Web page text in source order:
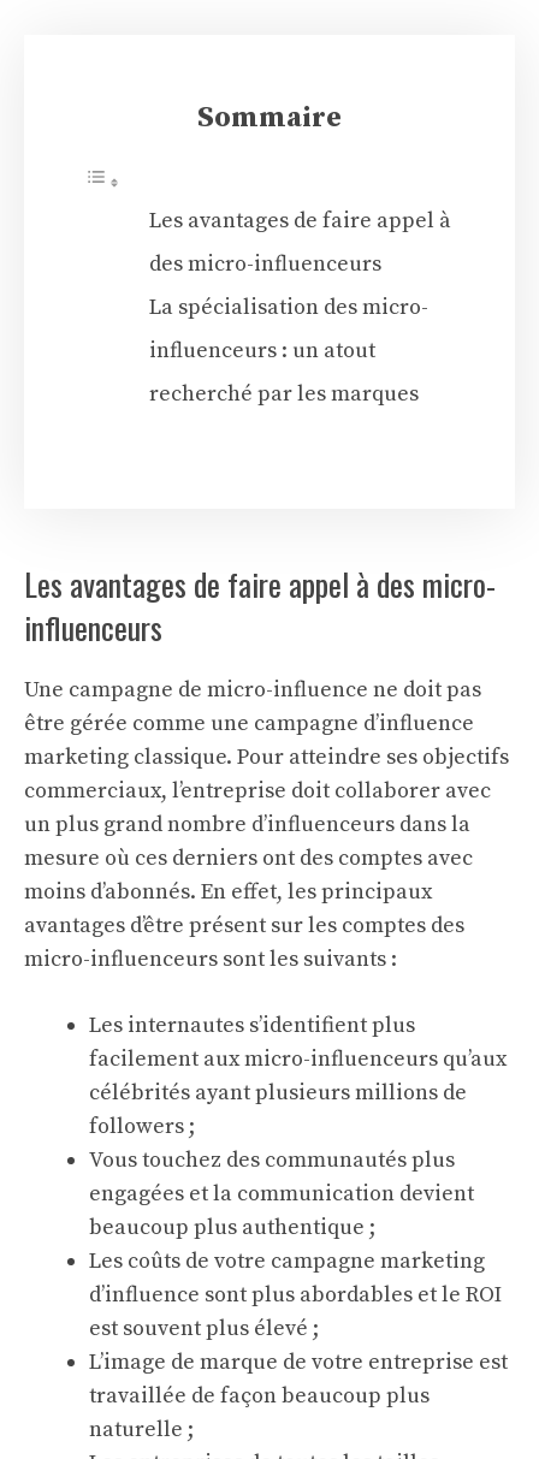
Sommaire
Les avantages de faire appel à
des micro-influenceurs
La spécialisation des micro-
influenceurs : un atout
recherché par les marques
Les avantages de faire appel à des micro-
influenceurs
Une campagne de micro-influence ne doit pas
être gérée comme une campagne d’influence
marketing classique. Pour atteindre ses objectifs
commerciaux, l’entreprise doit collaborer avec
un plus grand nombre d’influenceurs dans la
mesure où ces derniers ont des comptes avec
moins d’abonnés. En effet, les principaux
avantages d’être présent sur les comptes des
micro-influenceurs sont les suivants :
Les internautes s’identifient plus
facilement aux micro-influenceurs qu’aux
célébrités ayant plusieurs millions de
followers ;
Vous touchez des communautés plus
engagées et la communication devient
beaucoup plus authentique ;
Les coûts de votre campagne marketing
d’influence sont plus abordables et le ROI
est souvent plus élevé ;
L’image de marque de votre entreprise est
travaillée de façon beaucoup plus
naturelle ;